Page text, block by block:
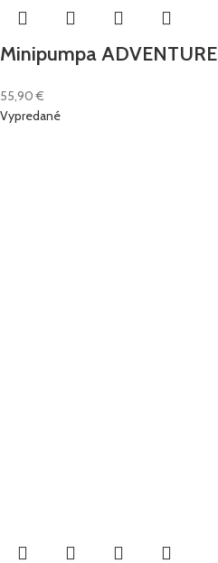
Minipumpa ADVENTURE
55,90€
Vypredané